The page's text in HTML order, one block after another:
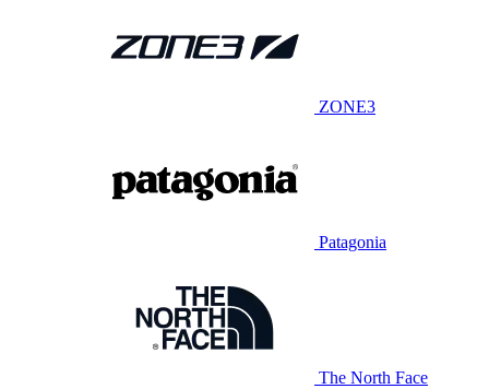
ZONE3
Patagonia
The North Face